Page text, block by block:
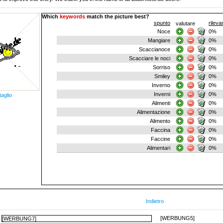
Which keywords match the picture best?
spunto
valutare
Noce
0%
Mangiare
0%
Scaccianoce
0%
Scacciare le noci
0%
Sorriso
0%
Smiley
0%
Inverno
0%
Inverni
0%
Alimenti
0%
Alimentazione
0%
Alimento
0%
Faccina
0%
Faccine
0%
Alimentari
0%
Indietro
[WERBUNG7] [WERBUNG5]